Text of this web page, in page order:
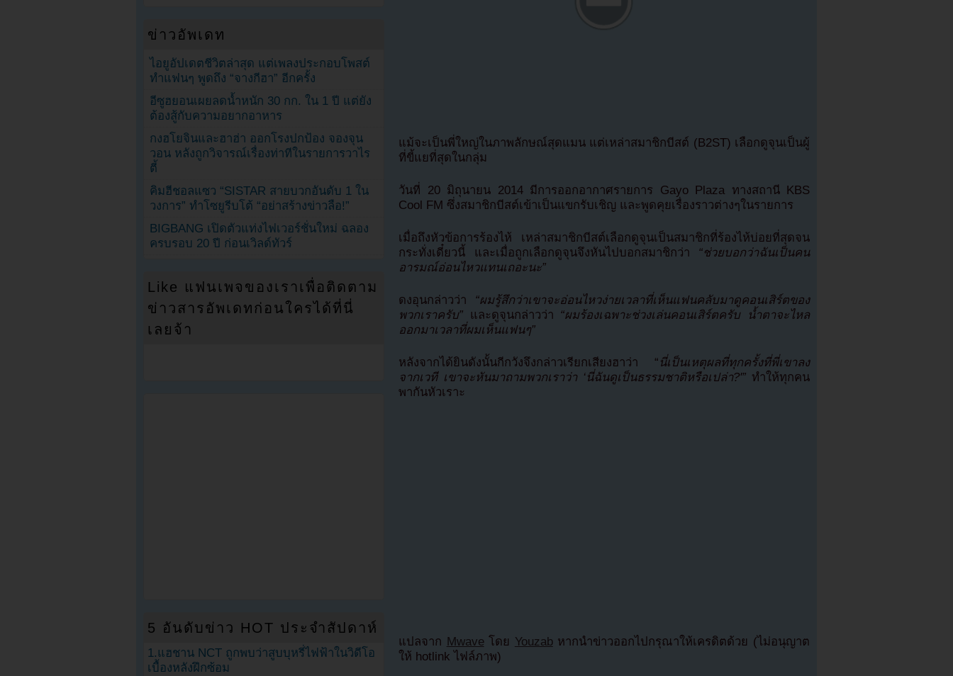
แม้จะเป็นพี่ใหญ่ในภาพลักษณ์สุดแมน แต่เหล่าสมาชิกบีสต์ (B2ST) เลือกดูจุนเป็นผู้
ที่ขี้แยที่สุดในกลุ่ม
วันที่ 20 มิถุนายน 2014 มีการออกอากาศรายการ Gayo Plaza ทางสถานี KBS
Cool FM ซึ่งสมาชิกบีสต์เข้าเป็นแขกรับเชิญ และพูดคุยเรื่องราวต่างๆในรายการ
เมื่อถึงหัวข้อการร้องไห้ เหล่าสมาชิกบีสต์เลือกดูจุนเป็นสมาชิกที่ร้องไห้บ่อยที่สุดจน
กระทั่งเดี๋ยวนี้ และเมื่อถูกเลือกดูจุนจึงหันไปบอกสมาชิกว่า “ช่วยบอกว่าฉันเป็นคน
อารมณ์อ่อนไหวแทนเถอะนะ”
ดงอุนกล่าวว่า “ผมรู้สึกว่าเขาจะอ่อนไหวง่ายเวลาที่เห็นแฟนคลับมาดูคอนเสิร์ตของ
พวกเราครับ” และดูจุนกล่าวว่า “ผมร้องเฉพาะช่วงเล่นคอนเสิร์ตครับ น้ำตาจะไหล
ออกมาเวลาที่ผมเห็นแฟนๆ”
หลังจากได้ยินดังนั้นกีกวังจึงกล่าวเรียกเสียงฮาว่า “ นี่เป็นเหตุผลที่ทุกครั้งที่พี่เขาลง
จากเวที เขาจะหันมาถามพวกเราว่า ‘นี่ฉันดูเป็นธรรมชาติหรือเปล่า?'” ทำให้ทุกคน
พากันหัวเราะ
แปลจาก Mwaveโดย Youzabหากนำข่าวออกไปกรุณาให้เครดิตด้วย (ไม่อนุญาต
ให้ hotlink ไฟล์ภาพ)
ข่าวอัพเดท
ไอยูอัปเดตชีวิตล่าสุด แต่เพลงประกอบโพสต์
ทำแฟนๆ พูดถึง “จางกีฮา” อีกครั้ง
อีซูฮยอนเผยลดน้ำหนัก 30 กก. ใน 1 ปี แต่ยัง
ต้องสู้กับความอยากอาหาร
กงฮโยจินและฮาฮ่า ออกโรงปกป้อง จองจุน
วอน หลังถูกวิจารณ์เรื่องท่าทีในรายการวาไร
ตี้
คิมฮีชอลแซว “SISTAR สายบวกอันดับ 1 ใน
วงการ” ทำโซยูรีบโต้ “อย่าสร้างข่าวลือ!”
BIGBANG เปิดตัวแท่งไฟเวอร์ชั่นใหม่ ฉลอง
ครบรอบ 20 ปี ก่อนเวิลด์ทัวร์
Like แฟนเพจของเราเพื่อติดตาม
ข่าวสารอัพเดทก่อนใครได้ที่นี่
เลยจ้า
5 อันดับข่าว HOT ประจำสัปดาห์
1.แฮชาน NCT ถูกพบว่าสูบบุหรี่ไฟฟ้าในวิดีโอ
เบื้องหลังฝึกซ้อม